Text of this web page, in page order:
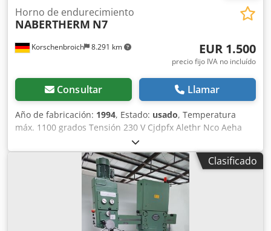
Korschenbroich 8.291 km
Horno de endurecimiento
NABERTHERM N7
EUR 1.500
precio fijo IVA no incluído
Consultar Llamar
Año de fabricación: 1994, Estado: usado, Temperatura
máx. 1100 grados Tensión 230 V Cjdpfx Alethr Nco Aeha
Potencia 3 kw Dimensiones interiores 295x230x125 mm
Clasificado